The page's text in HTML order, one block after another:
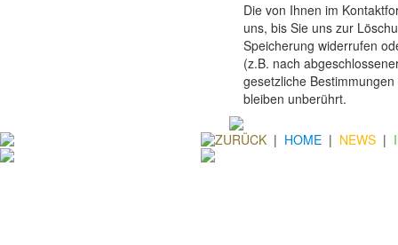
Die von Ihnen im
uns, bis Sie uns zur
Speicherung widerrufen
(z.B. nach
gesetzliche
bleiben unberührt.
ZURÜCK | HOME | NEWS |